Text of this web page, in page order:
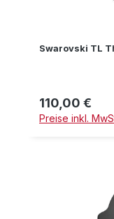
Swarovski TL
Regulärer Preis:
110,00 €
Preise inkl.